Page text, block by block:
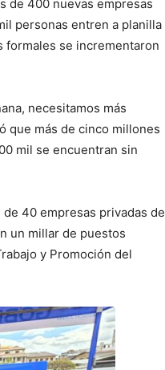
de 400 nuevas empresas
personas entren a planilla
formales se incrementaron
necesitamos más
que más de cinco millones
mil se encuentran sin
40 empresas privadas de
un millar de puestos
y Promoción del